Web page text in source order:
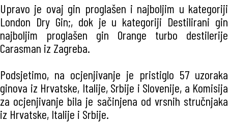
Upravo je ovaj gin proglašen i najboljim u kategoriji
London Dry Gin;, dok je u kategoriji Destilirani gin
najboljim proglašen gin Orange turbo destilerije
Carasman iz Zagreba.
Podsjetimo, na ocjenjivanje je pristiglo 57 uzoraka
ginova iz Hrvatske, Italije, Srbije i Slovenije, a Komisija
za ocjenjivanje bila je sačinjena od vrsnih stručnjaka
iz Hrvatske, Italije i Srbije.